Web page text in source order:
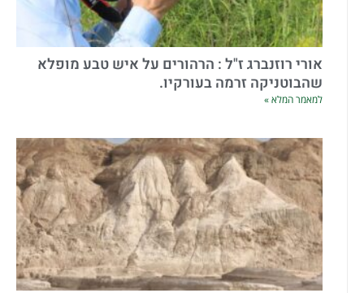
אורי רוזנברג ז"ל : הרהורים על איש טבע מופלא
שהבוטניקה זרמה בעורקיו.
למאמר המלא »